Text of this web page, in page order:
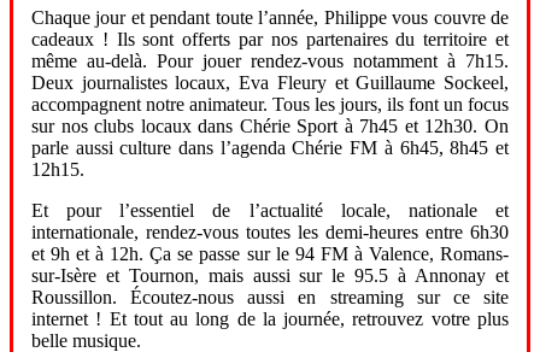
Chaque jour et pendant toute l’année, Philippe vous couvre de
cadeaux ! Ils sont offerts par nos partenaires du territoire et
même au-delà. Pour jouer rendez-vous notamment à 7h15.
Deux journalistes locaux, Eva Fleury et Guillaume Sockeel,
accompagnent notre animateur. Tous les jours, ils font un focus
sur nos clubs locaux dans Chérie Sport à 7h45 et 12h30. On
parle aussi culture dans l’agenda Chérie FM à 6h45, 8h45 et
12h15.
Et pour l’essentiel de l’actualité locale, nationale et
internationale, rendez-vous toutes les demi-heures entre 6h30
et 9h et à 12h. Ça se passe sur le 94 FM à Valence, Romans-
sur-Isère et Tournon, mais aussi sur le 95.5 à Annonay et
Roussillon. Écoutez-nous aussi en streaming sur ce site
internet ! Et tout au long de la journée, retrouvez votre plus
belle musique.